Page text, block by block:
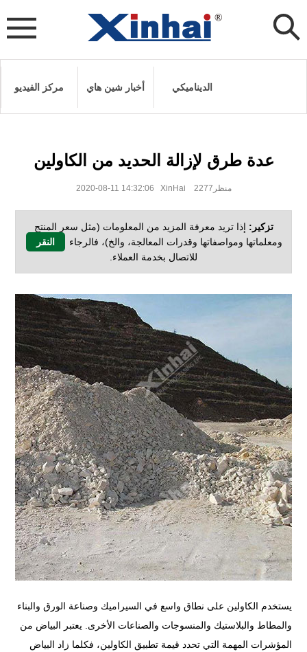
مركز الفيديو أخبار شين هاي الديناميكي
عدة طرق لإزالة الحديد من الكاولين
2020-08-11 14:32:06 XinHai منظر2277
تزكير: إذا تريد معرفة المزيد من المعلومات (مثل سعر المنتج
ومعلماتها ومواصفاتها وقدرات المعالجة، والخ)، فالرجاء
النقر
للاتصال بخدمة العملاء.
يستخدم الكاولين على نطاق واسع في السيراميك وصناعة الورق والبناء
والمطاط والبلاستيك والمنسوجات والصناعات الأخرى. يعتبر البياض من
المؤشرات المهمة التي تحدد قيمة تطبيق الكاولين، فكلما زاد البياض